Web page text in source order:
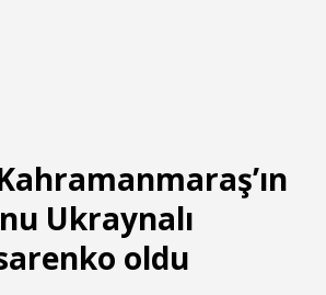
Ukraynalı
oldu